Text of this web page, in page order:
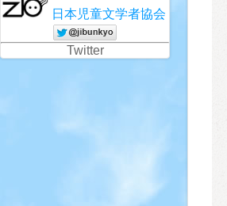
日本児童文学者協会
Twitter